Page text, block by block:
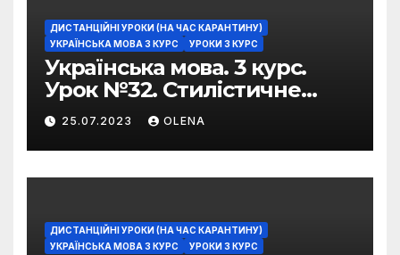
ДИСТАНЦІЙНІ УРОКИ (НА ЧАС КАРАНТИНУ)
УКРАЇНСЬКА МОВА 3 КУРС
УРОКИ 3 КУРС
Українська мова. 3 курс.
Урок №32. Стилістичне
забарвлення
фразеологізмів
25.07.2023 OLENA
ДИСТАНЦІЙНІ УРОКИ (НА ЧАС КАРАНТИНУ)
УКРАЇНСЬКА МОВА 3 КУРС
УРОКИ 3 КУРС